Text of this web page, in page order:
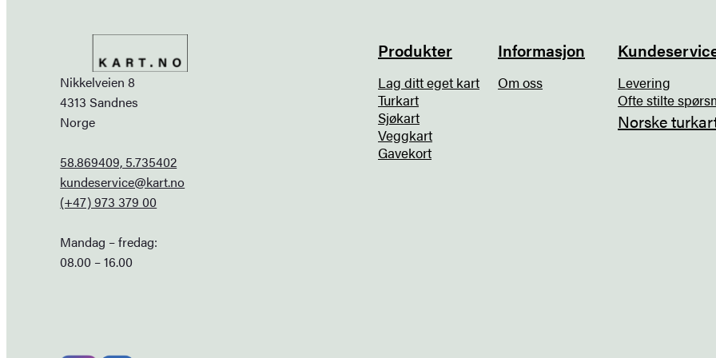
Nikkelveien 8
4313 Sandnes
Norge
58.869409, 5.735402
kundeservice@kart.no
(+47) 973 379 00
Mandag – fredag:
08.00 – 16.00
Produkter
Lag ditt eget kart
Turkart
Sjøkart
Veggkart
Gavekort
Informasjon
Om oss
Levering
Ofte stilte
Norske